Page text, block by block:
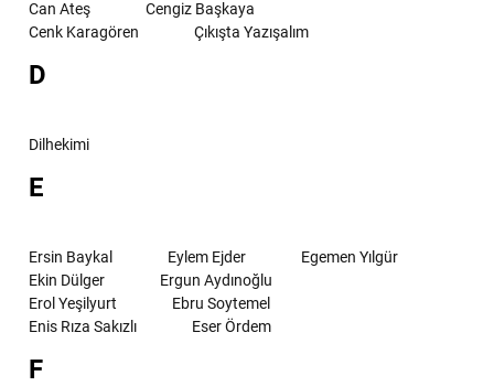
Can Ateş
Cengiz Başkaya
Cenk Karagören
Çıkışta Yazışalım
D
Dilhekimi
E
Ersin Baykal Eylem Ejder
Egemen Yılgür
Ekin Dülger
Ergun Aydınoğlu
Erol Yeşilyurt
Ebru Soytemel
Enis Rıza Sakızlı
Eser Ördem
F